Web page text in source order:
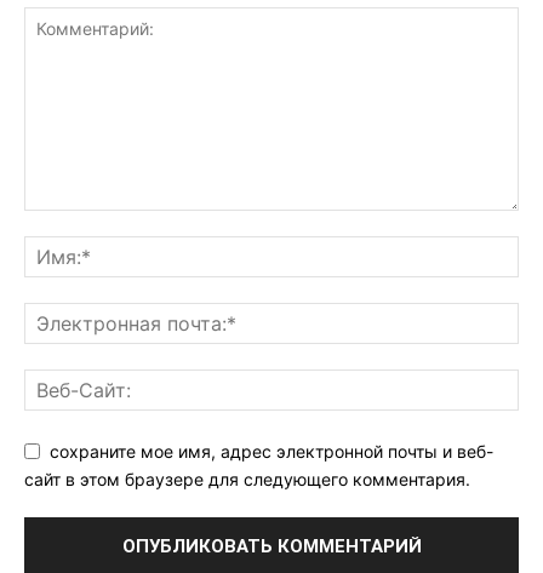
сохраните мое имя, адрес электронной почты и веб-
сайт в этом браузере для следующего комментария.